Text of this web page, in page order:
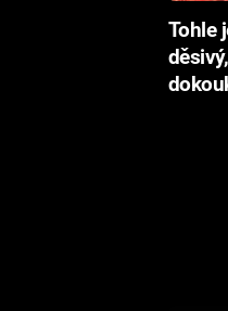
Tohle